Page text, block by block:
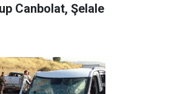
Canbolat, Şelale